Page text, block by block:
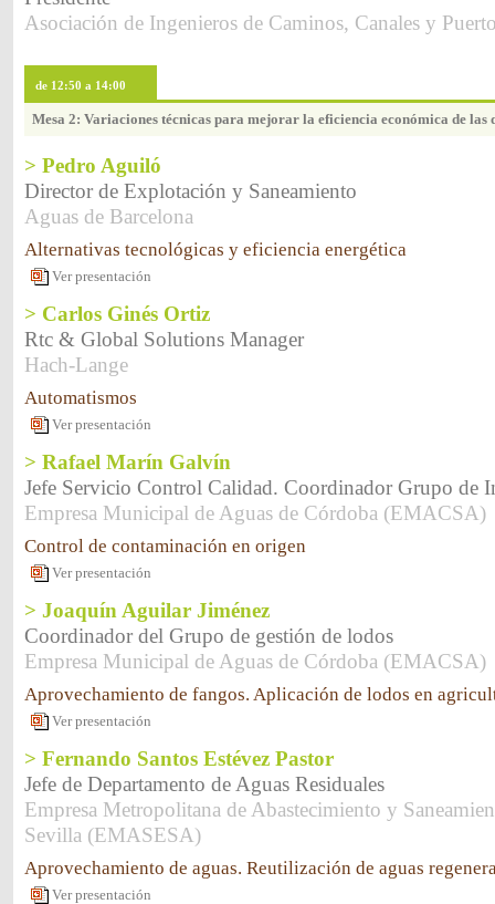
Asociación de Ingenieros de Caminos, Canales y
de 12:50 a 14:00
Mesa 2: Variaciones técnicas para mejorar la eficiencia económica de las
> Pedro Aguiló
Director de Explotación y Saneamiento
Aguas de Barcelona
Alternativas tecnológicas y eficiencia energética
Ver presentación
> Carlos Ginés Ortiz
Rtc & Global Solutions Manager
Hach-Lange
Automatismos
Ver presentación
> Rafael Marín Galvín
Jefe Servicio Control Calidad. Coordinador Grupo de
Empresa Municipal de Aguas de Córdoba (EMACSA)
Control de contaminación en origen
Ver presentación
> Joaquín Aguilar Jiménez
Coordinador del Grupo de gestión de lodos
Empresa Municipal de Aguas de Córdoba (EMACSA)
Aprovechamiento de fangos. Aplicación de lodos en
Ver presentación
> Fernando Santos Estévez Pastor
Jefe de Departamento de Aguas Residuales
Empresa Metropolitana de Abastecimiento y
Sevilla (EMASESA)
Aprovechamiento de aguas. Reutilización de aguas
Ver presentación